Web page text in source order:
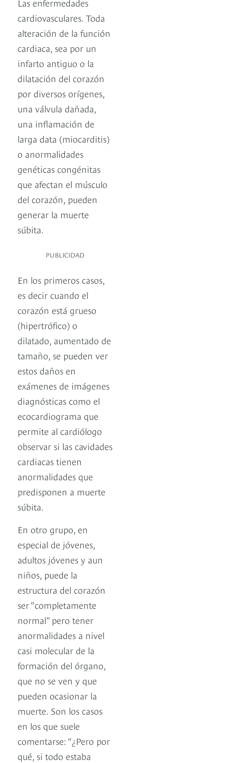
cardiovasculares. Toda
alteración de la función
cardiaca, sea por un
infarto antiguo o la
dilatación del corazón
por diversos orígenes,
una válvula dañada,
una inflamación de
larga data (miocarditis)
o anormalidades
genéticas congénitas
que afectan el músculo
del corazón, pueden
generar la muerte
súbita.
PUBLICIDAD
En los primeros casos,
es decir cuando el
corazón está grueso
(hipertrófico) o
dilatado, aumentado de
tamaño, se pueden ver
estos daños en
exámenes de imágenes
diagnósticas como el
ecocardiograma que
permite al cardiólogo
observar si las cavidades
cardiacas tienen
anormalidades que
predisponen a muerte
súbita.
En otro grupo, en
especial de jóvenes,
adultos jóvenes y aun
niños, puede la
estructura del corazón
ser “completamente
normal” pero tener
anormalidades a nivel
casi molecular de la
formación del órgano,
que no se ven y que
pueden ocasionar la
muerte. Son los casos
en los que suele
comentarse: “¿Pero por
qué, si todo estaba